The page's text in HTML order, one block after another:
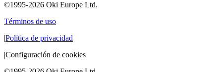
©1995-2026 Oki Europe Ltd.
Términos de uso
|Política de privacidad
|Configuración de cookies